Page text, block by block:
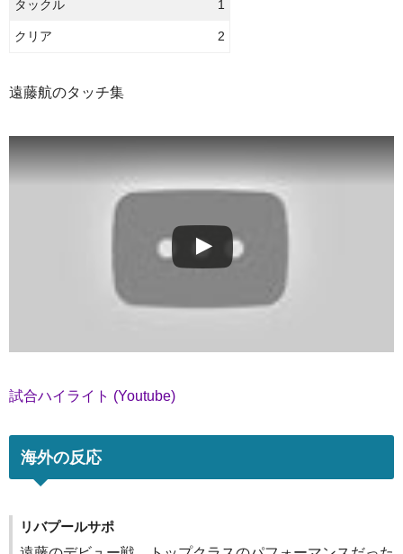
タックル 1
クリア 2
遠藤航のタッチ集
試合ハイライト (Youtube)
海外の反応
リバプールサポ